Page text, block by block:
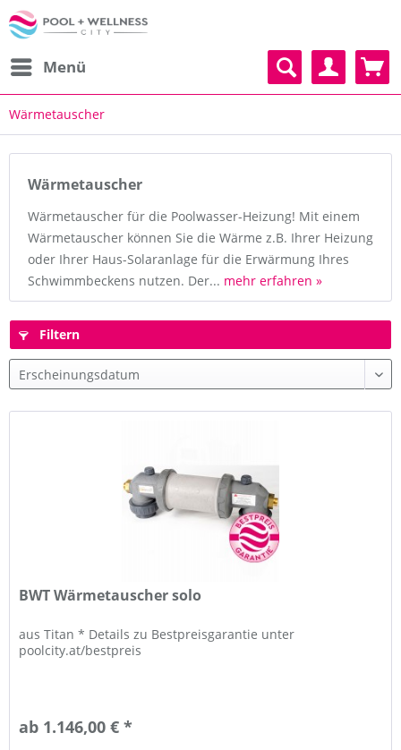
Menü
Wärmetauscher
Wärmetauscher
Wärmetauscher für die Poolwasser-Heizung! Mit einem
Wärmetauscher können Sie die Wärme z.B. Ihrer Heizung
oder Ihrer Haus-Solaranlage für die Erwärmung Ihres
Schwimmbeckens nutzen. Der... mehr erfahren »
Filtern
BWT Wärmetauscher solo
aus Titan * Details zu Bestpreisgarantie unter
poolcity.at/bestpreis
ab 1.146,00 € *